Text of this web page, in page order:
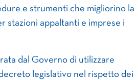
e strumenti che migliorino la
stazioni appaltanti e imprese i
dal Governo di utilizzare
legislativo nel rispetto dei